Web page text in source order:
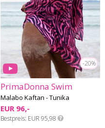
-20%
PrimaDonna Swim
Malabo Kaftan - Tunika
EUR 96,-
Bestpreis EUR 95,98